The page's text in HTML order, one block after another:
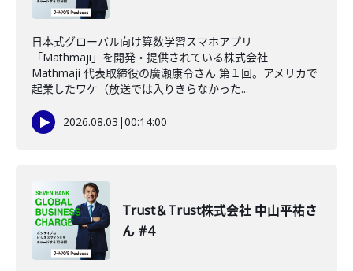
日本式グローバル向け算数学習スマホアプリ
「Mathmaji」を開発・提供されている株式会社
Mathmaji 代表取締役の廣瀬康令さん 第１回。アメリカで
起業したワケ（放送では入りきらなかった...
2026.08.03 |00:14:00
Trust＆Trust株式会社 中山平祐さ
ん #4